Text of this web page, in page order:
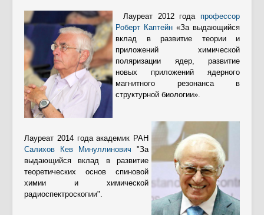
Лауреат 2012 года профессор
Роберт Каптейн «За выдающийся
вклад в развитие теории и
приложений химической
поляризации ядер, развитие
новых приложений ядерного
магнитного резонанса в
структурной биологии».
Лауреат 2014 года академик РАН
Салихов Кев Минуллинович "За
выдающийся вклад в развитие
теоретических основ спиновой
химии и химической
радиоспектроскопии".